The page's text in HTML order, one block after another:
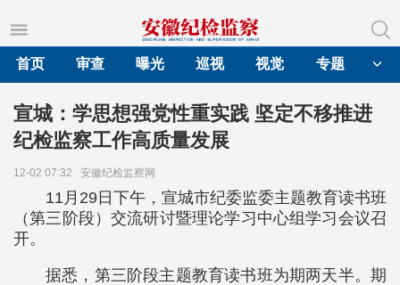
首页
审查 曝光 巡视 视觉 专题
宣城：学思想强党性重实践 坚定不移推进
纪检监察工作高质量发展
12-02 07:32 安徽纪检监察网
11月29日下午，宣城市纪委监委主题教育读书班
（第三阶段）交流研讨暨理论学习中心组学习会议召
开。
据悉，第三阶段主题教育读书班为期两天半。期